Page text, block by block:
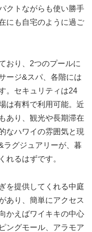
クトながらも使い勝手
にも自宅のように過ご
おり、2つのプールに
ージ&スパ、各階には
。セキュリティは24
は有料で利用可能。近
あり、観光や長期滞在
なハワイの雰囲気と現
ラグジュアリーが、暮
れるはずです。
を提供してくれる中庭
あり、簡単にアクセス
かえばワイキキの中心
ングモール、アラモア